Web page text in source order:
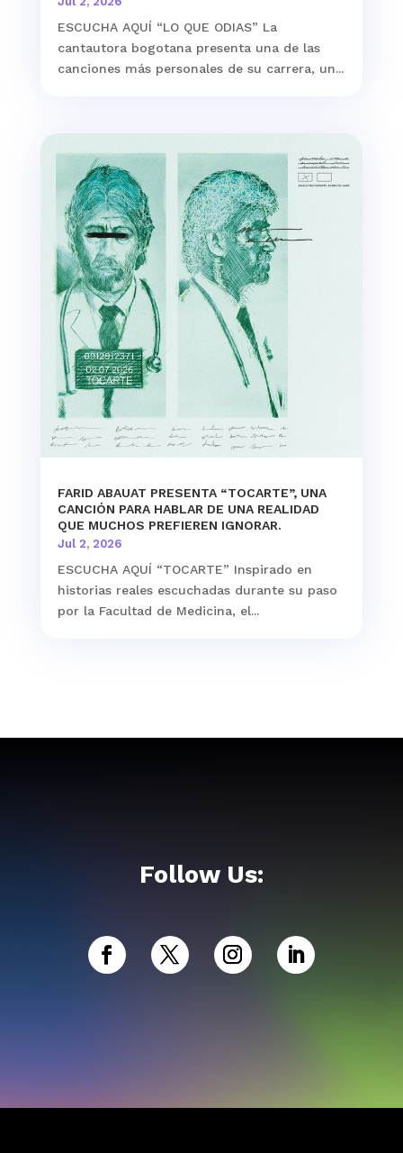
ESCUCHA AQUÍ “LO QUE ODIAS” La
cantautora bogotana presenta una de las
canciones más personales de su carrera, un...
FARID ABAUAT PRESENTA “TOCARTE”, UNA
CANCIÓN PARA HABLAR DE UNA REALIDAD
QUE MUCHOS PREFIEREN IGNORAR.
Jul 2, 2026
ESCUCHA AQUÍ “TOCARTE” Inspirado en
historias reales escuchadas durante su paso
por la Facultad de Medicina, el...
Follow Us: